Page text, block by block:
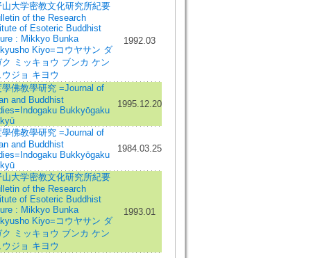
大学密教文化研究所紀要
of the Research
of Esoteric Buddhist
: Mikkyo Bunka
Kiyo=コウヤサン ダ
ミッキョウ ブンカ ケン
ジョ キヨウ
1992.03
佛教學研究 =Journal of
and Buddhist
Bukkyōgaku
1995.12.20
佛教學研究 =Journal of
and Buddhist
Bukkyōgaku
1984.03.25
大学密教文化研究所紀要
of the Research
of Esoteric Buddhist
: Mikkyo Bunka
Kiyo=コウヤサン ダ
ミッキョウ ブンカ ケン
ジョ キヨウ
1993.01